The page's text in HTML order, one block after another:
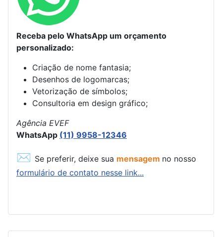
Receba pelo WhatsApp um orçamento
personalizado:
Criação de nome fantasia;
Desenhos de logomarcas;
Vetorização de símbolos;
Consultoria em design gráfico;
Agência EVEF
WhatsApp (11) 9958-12346
✉ Se preferir, deixe sua mensagem no nosso
formulário de contato nesse link...